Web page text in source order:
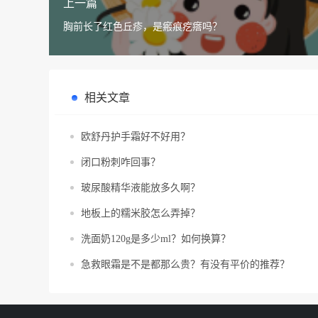
上一篇
胸前长了红色丘疹，是瘢痕疙瘩吗？
相关文章
欧舒丹护手霜好不好用？
闭口粉刺咋回事？
玻尿酸精华液能放多久啊？
地板上的糯米胶怎么弄掉？
洗面奶120g是多少ml？如何换算？
急救眼霜是不是都那么贵？有没有平价的推荐？